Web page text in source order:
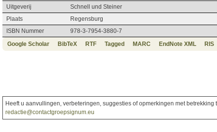
Uitgeverij
Schnell und Steiner
Plaats
Regensburg
ISBN Nummer
978-3-7954-3880-7
Google Scholar
BibTeX RTF Tagged MARC EndNote XML RIS
Heeft u aanvullingen, verbeteringen, suggesties of opmerkingen met
redactie@contactgroepsignum.eu